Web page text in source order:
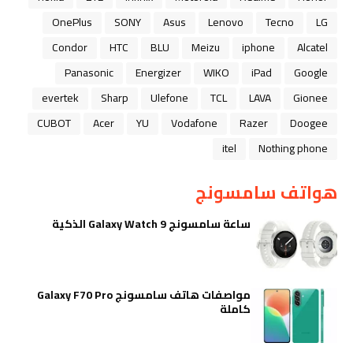
LG
Tecno
Lenovo
Asus
SONY
OnePlus
Alcatel
iphone
Meizu
BLU
HTC
Condor
Google
iPad
WIKO
Energizer
Panasonic
Gionee
LAVA
TCL
Ulefone
Sharp
evertek
Doogee
Razer
Vodafone
YU
Acer
CUBOT
Nothing phone
itel
هواتف سامسونج
ساعة سامسونج Galaxy Watch 9 الذكية
مواصفات هاتف سامسونج Galaxy F70 Pro
كاملة